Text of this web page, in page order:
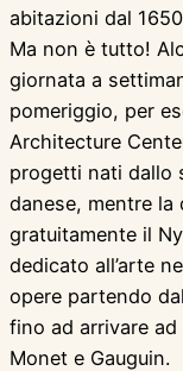
abitazioni dal
Ma non è tutto!
giornata a
pomeriggio, per
Architecture
progetti nati dallo
danese, mentre la
gratuitamente il
dedicato all’arte
opere partendo
fino ad arrivare
Monet e Gauguin.